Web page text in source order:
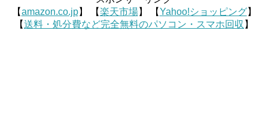
【amazon.co.jp】 【楽天市場】 【Yahoo!ショッピング】
【送料・処分費など完全無料のパソコン・スマホ回収 】